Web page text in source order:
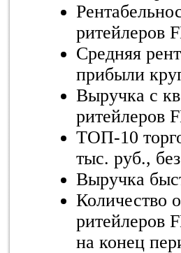
ритейлеров
Средняя
прибыли
Выручка с
ритейлеров
ТОП-10
тыс. руб.,
Выручка
Количество
ритейлеров
на конец